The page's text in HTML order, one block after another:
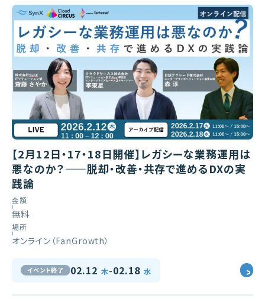
【2月12日・17・18日開催】レガシーな業務運用は
悪なのか？——脱却・改善・共存で進めるDXの実
践論
金額
無料
場所
オンライン（FanGrowth）
イベント終了 02.12 木-02.18 水